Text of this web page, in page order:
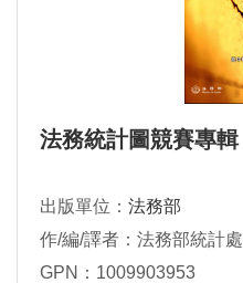
法務統計圖競賽專輯
出版單位： 法務部
作/編/譯者：法務部統計處
GPN：1009903953